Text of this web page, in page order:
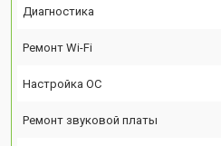
Диагностика
Ремонт Wi-Fi
Настройка ОС
Ремонт звуковой платы